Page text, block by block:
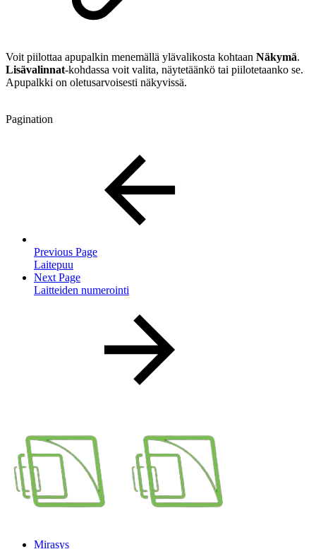
Voit piilottaa apupalkin menemällä ylävalikosta kohtaan Näkymä.
Lisävalinnat-kohdassa voit valita, näytetäänkö tai piilotetaanko se.
Apupalkki on oletusarvoisesti näkyvissä.
Pagination
Previous Page
Laitepuu
Next Page
Laitteiden numerointi
Mirasys